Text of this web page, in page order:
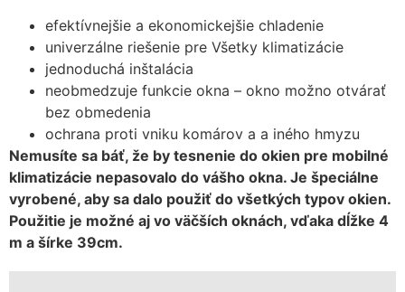
efektívnejšie a ekonomickejšie chladenie
univerzálne riešenie pre Všetky klimatizácie
jednoduchá inštalácia
neobmedzuje funkcie okna – okno možno otvárať
bez obmedenia
ochrana proti vniku komárov a a iného hmyzu
Nemusíte sa báť, že by tesnenie do okien pre mobilné
klimatizácie nepasovalo do vášho okna. Je špeciálne
vyrobené, aby sa dalo použiť do všetkých typov okien.
Použitie je možné aj vo väčších oknách, vďaka dĺžke 4
m a šírke 39cm.